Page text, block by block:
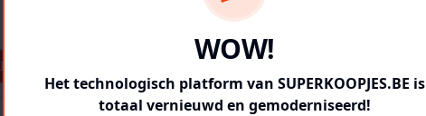
In winkelmand
€395.00
WOW!
Het technologisch platform van SUPERKOOPJES.BE is
totaal vernieuwd en gemoderniseerd!